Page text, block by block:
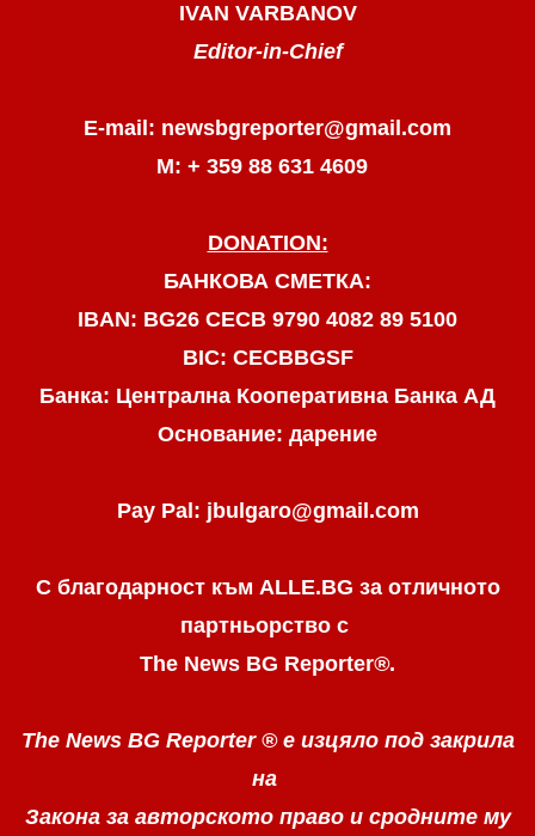
IVAN VARBANOV
Editor-in-Chief
E-mail: newsbgreporter@gmail.com
М: + 359 88 631 4609
DONATION:
БАНКОВА СМЕТКА:
IBAN: BG26 CECB 9790 4082 89 5100
BIC: CECBBGSF
Банка: Централна Кооперативна Банка АД
Основание: дарение
Pay Pal: jbulgaro@gmail.com
С благодарност към ALLE.BG за отличното
партньорство с
The News BG Reporter®.
The News BG Reporter ® е изцяло под закрила
на
Закона за авторското право и сродните му